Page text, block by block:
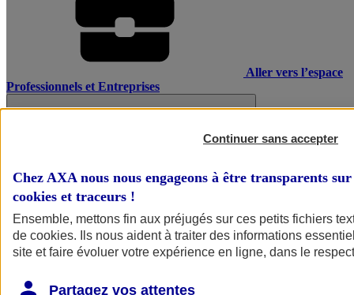
Aller vers l’espace
Professionnels et Entreprises
Continuer sans accepter
Chez AXA nous nous engageons à être transparents
cookies et traceurs !
Ensemble, mettons fin aux préjugés sur ces petits fichiers
de cookies. Ils nous aident à traiter des informations
site et faire évoluer votre expérience en ligne, dans le
Partagez vos attentes